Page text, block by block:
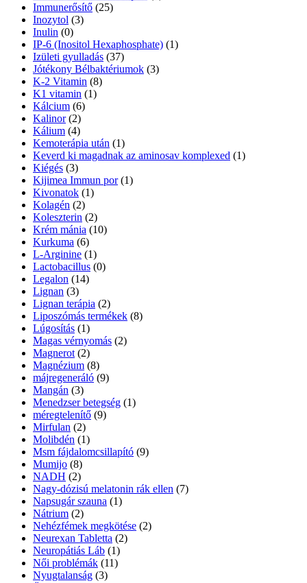
Immunerősítő (25)
Inozytol (3)
Inulin (0)
IP-6 (Inositol Hexaphosphate) (1)
Izületi gyulladás (37)
Jótékony Bélbaktériumok (3)
K-2 Vitamin (8)
K1 vitamin (1)
Kálcium (6)
Kalinor (2)
Kálium (4)
Kemoterápia után (1)
Keverd ki magadnak az aminosav komplexed (1)
Kiégés (3)
Kijimea Immun por (1)
Kivonatok (1)
Kolagén (2)
Koleszterin (2)
Krém mánia (10)
Kurkuma (6)
L-Arginine (1)
Lactobacillus (0)
Legalon (14)
Lignan (3)
Lignan terápia (2)
Liposzómás termékek (8)
Lúgosítás (1)
Magas vérnyomás (2)
Magnerot (2)
Magnézium (8)
májregeneráló (9)
Mangán (3)
Menedzser betegség (1)
méregtelenítő (9)
Mirfulan (2)
Molibdén (1)
Msm fájdalomcsillapító (9)
Mumijo (8)
NADH (2)
Nagy-dózisú melatonin rák ellen (7)
Napsugár szauna (1)
Nátrium (2)
Nehézfémek megkötése (2)
Neurexan Tabletta (2)
Neuropátiás Láb (1)
Női problémák (11)
Nyugtalanság (3)